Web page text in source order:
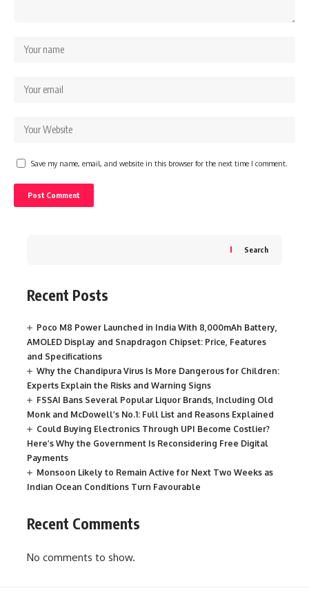
Save my name, email, and website in this browser for the next time I comment.
Search
Recent Posts
Poco M8 Power Launched in India With 8,000mAh Battery,
AMOLED Display and Snapdragon Chipset: Price, Features
and Specifications
Why the Chandipura Virus Is More Dangerous for Children:
Experts Explain the Risks and Warning Signs
FSSAI Bans Several Popular Liquor Brands, Including Old
Monk and McDowell’s No.1: Full List and Reasons Explained
Could Buying Electronics Through UPI Become Costlier?
Here’s Why the Government Is Reconsidering Free Digital
Payments
Monsoon Likely to Remain Active for Next Two Weeks as
Indian Ocean Conditions Turn Favourable
Recent Comments
No comments to show.